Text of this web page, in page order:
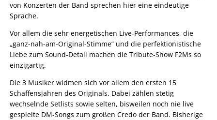
von Konzerten der Band sprechen hier eine eindeutige
Sprache.
Vor allem die sehr energetischen Live-Performances, die
„ganz-nah-am-Original-Stimme“ und die perfektionistische
Liebe zum Sound-Detail machen die Tribute-Show F2Ms so
einzigartig.
Die 3 Musiker widmen sich vor allem den ersten 15
Schaffensjahren des Originals. Dabei zählen stetig
wechselnde Setlists sowie selten, bisweilen noch nie live
gespielte DM-Songs zum großen Credo der Band. Bisherige